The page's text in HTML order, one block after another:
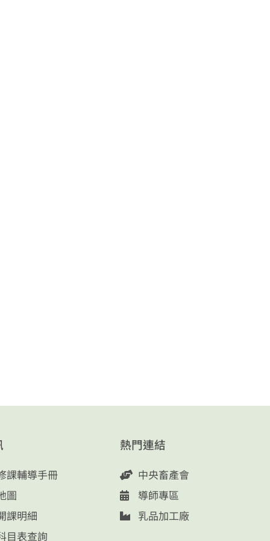
課輔導手冊
圖
課明細
目表查詢
熱門連結
中央畜產會
導師專區
乳品加工廠